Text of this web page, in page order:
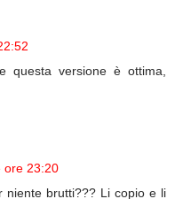
questa versione è ottima,
ore 23:20
niente brutti??? Li copio e li